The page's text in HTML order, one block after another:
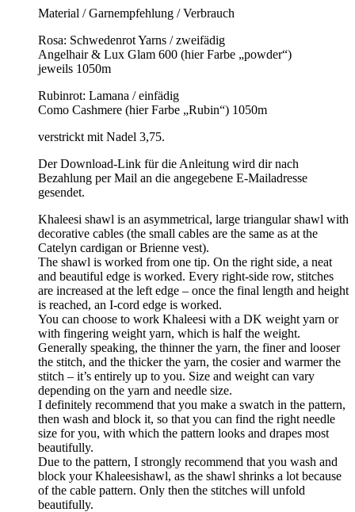
Material / Garnempfehlung / Verbrauch
Rosa: Schwedenrot Yarns / zweifädig
Angelhair & Lux Glam 600 (hier Farbe „powder“)
jeweils 1050m
Rubinrot: Lamana / einfädig
Como Cashmere (hier Farbe „Rubin“) 1050m
verstrickt mit Nadel 3,75.
Der Download-Link für die Anleitung wird dir nach
Bezahlung per Mail an die angegebene E-Mailadresse
gesendet.
Khaleesi shawl is an asymmetrical, large triangular shawl with
decorative cables (the small cables are the same as at the
Catelyn cardigan or Brienne vest).
The shawl is worked from one tip. On the right side, a neat
and beautiful edge is worked. Every right-side row, stitches
are increased at the left edge – once the final length and height
is reached, an I-cord edge is worked.
You can choose to work Khaleesi with a DK weight yarn or
with fingering weight yarn, which is half the weight.
Generally speaking, the thinner the yarn, the finer and looser
the stitch, and the thicker the yarn, the cosier and warmer the
stitch – it’s entirely up to you. Size and weight can vary
depending on the yarn and needle size.
I definitely recommend that you make a swatch in the pattern,
then wash and block it, so that you can find the right needle
size for you, with which the pattern looks and drapes most
beautifully.
Due to the pattern, I strongly recommend that you wash and
block your Khaleesishawl, as the shawl shrinks a lot because
of the cable pattern. Only then the stitches will unfold
beautifully.